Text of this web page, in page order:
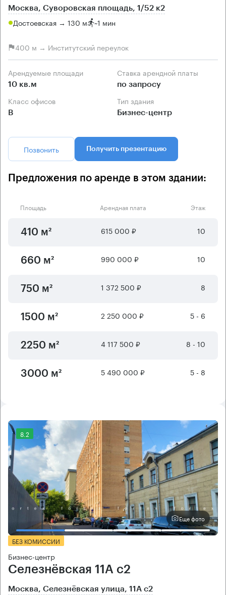
Москва, Суворовская площадь, 1/52 к2
Достоевская → 130 м ~1 мин
400 м → Институтский переулок
Арендуемые площади
10 кв.м
Ставка арендной платы
по запросу
Класс офисов
B
Тип здания
Бизнес-центр
Позвонить Получить презентацию
Предложения по аренде в этом здании:
Площадь Арендная плата Этаж
410 м² 615 000 ₽ 10
660 м² 990 000 ₽ 10
750 м² 1 372 500 ₽ 8
1500 м² 2 250 000 ₽ 5 - 6
2250 м² 4 117 500 ₽ 8 - 10
3000 м² 5 490 000 ₽ 5 - 8
8.2
Еще фото
БЕЗ КОМИССИИ
Бизнес-центр
Селезнёвская 11А с2
Москва, Селезнёвская улица, 11А с2